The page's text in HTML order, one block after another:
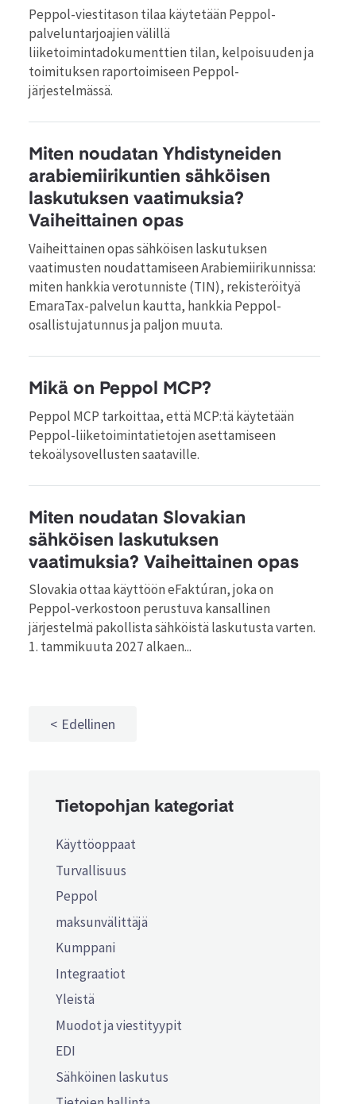
Peppol-viestitason tilaa käytetään Peppol-
palveluntarjoajien välillä
liiketoimintadokumenttien tilan, kelpoisuuden ja
toimituksen raportoimiseen Peppol-
järjestelmässä.
Miten noudatan Yhdistyneiden
arabiemiirikuntien sähköisen
laskutuksen vaatimuksia?
Vaiheittainen opas
Vaiheittainen opas sähköisen laskutuksen
vaatimusten noudattamiseen Arabiemiirikunnissa:
miten hankkia verotunniste (TIN), rekisteröityä
EmaraTax-palvelun kautta, hankkia Peppol-
osallistujatunnus ja paljon muuta.
Mikä on Peppol MCP?
Peppol MCP tarkoittaa, että MCP:tä käytetään
Peppol-liiketoimintatietojen asettamiseen
tekoälysovellusten saataville.
Miten noudatan Slovakian
sähköisen laskutuksen
vaatimuksia? Vaiheittainen opas
Slovakia ottaa käyttöön eFaktúran, joka on
Peppol-verkostoon perustuva kansallinen
järjestelmä pakollista sähköistä laskutusta varten.
1. tammikuuta 2027 alkaen...
Edellinen
Tietopohjan kategoriat
Käyttöoppaat
Turvallisuus
Peppol
maksunvälittäjä
Kumppani
Integraatiot
Yleistä
Muodot ja viestityypit
EDI
Sähköinen laskutus